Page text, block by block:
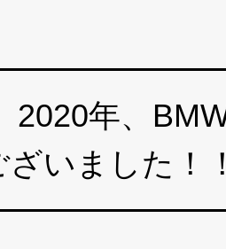
2020年、
いました！！